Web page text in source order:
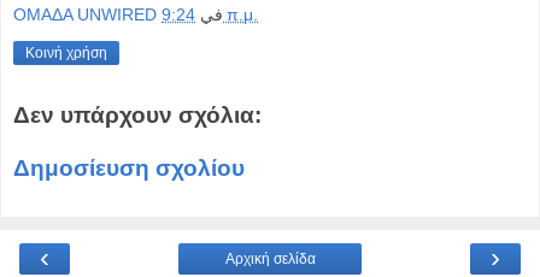
OMAΔΑ UNWIRED في 9:24 π.μ.
Κοινή χρήση
Δεν υπάρχουν σχόλια:
Δημοσίευση σχολίου
‹ ›
Αρχική σελίδα